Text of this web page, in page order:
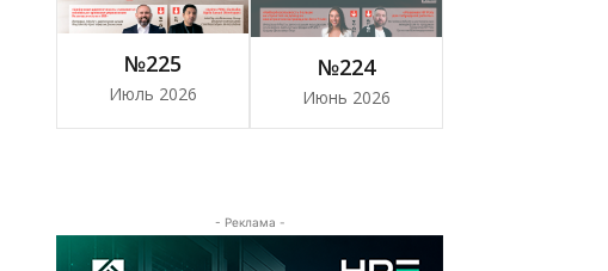
№225
Июль 2026
№224
Июнь 2026
- Реклама -